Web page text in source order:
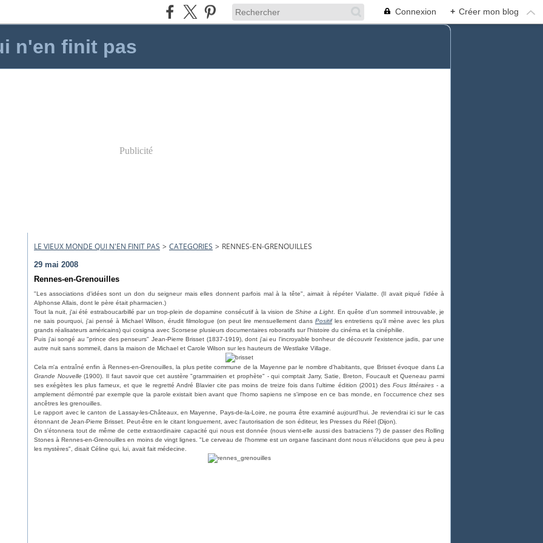
Connexion + Créer mon blog
n'en finit pas
Publicité
LE VIEUX MONDE QUI N'EN FINIT PAS > CATEGORIES > RENNES-EN-GRENOUILLES
29 mai 2008
Rennes-en-Grenouilles
"Les associations d'idées sont un don du seigneur mais elles donnent parfois mal à la tête", aimait à répéter Vialatte. (Il avait piqué l'idée à
Alphonse Allais, dont le père était pharmacien.)
Tout la nuit, j'ai été estraboucarbillé par un trop-plein de dopamine consécutif à la vision de Shine a Light . En quête d'un sommeil introuvable, je
ne sais pourquoi, j'ai pensé à Michael Wilson, érudit filmologue (on peut lire mensuellement dans Positifles entretiens qu'il mène avec les plus
grands réalisateurs américains) qui cosigna avec Scorsese plusieurs documentaires roboratifs sur l'histoire du cinéma et la cinéphilie.
Puis j'ai songé au "prince des penseurs" Jean-Pierre Brisset (1837-1919), dont j'ai eu l'incroyable bonheur de découvrir l'existence jadis, par une
autre nuit sans sommeil, dans la maison de Michael et Carole Wilson sur les hauteurs de Westlake Village.
Cela m'a entraîné enfin à Rennes-en-Grenouilles, la plus petite commune de la Mayenne par le nombre d'habitants, que Brisset évoque dans La
Grande Nouvelle(1900). Il faut savoir que cet austère "grammairien et prophète" - qui comptait Jarry, Satie, Breton, Foucault et Queneau parmi
ses exégètes les plus fameux, et que le regretté André Blavier cite pas moins de treize fois dans l'ultime édition (2001) des Fous littéraires- a
amplement démontré par exemple que la parole existait bien avant que l'homo sapiens ne s'impose en ce bas monde, en l'occurrence chez ses
ancêtres les grenouilles.
Le rapport avec le canton de Lassay-les-Châteaux, en Mayenne, Pays-de-la-Loire, ne pourra être examiné aujourd'hui. Je reviendrai ici sur le cas
étonnant de Jean-Pierre Brisset. Peut-être en le citant longuement, avec l'autorisation de son éditeur, les Presses du Réel (Dijon).
On s'étonnera tout de même de cette extraordinaire capacité qui nous est donnée (nous vient-elle aussi des batraciens ?) de passer des Rolling
Stones à Rennes-en-Grenouilles en moins de vingt lignes. "Le cerveau de l'homme est un organe fascinant dont nous n'élucidons que peu à peu
les mystères", disait Céline qui, lui, avait fait médecine.